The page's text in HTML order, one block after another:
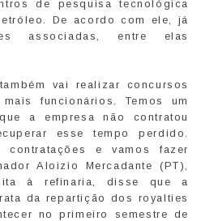
de pesquisa tecnológica
De acordo com ele, já
associadas, entre elas
vai realizar concursos
funcionários. Temos um
a empresa não contratou
esse tempo perdido.
contratações e vamos fazer
Aloizio Mercadante (PT),
à refinaria, disse que a
da repartição dos royalties
no primeiro semestre de